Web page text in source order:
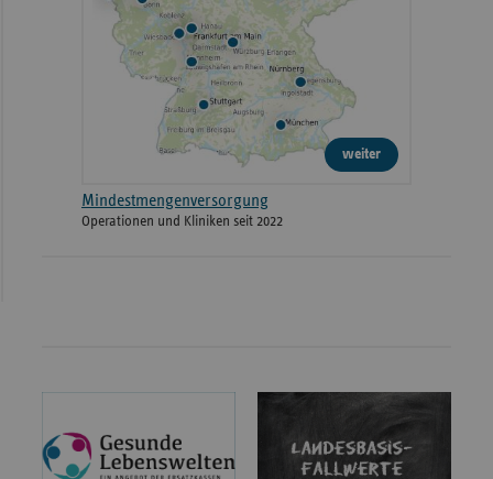
weiter
Mindestmengenversorgung
Operationen und Kliniken seit 2022